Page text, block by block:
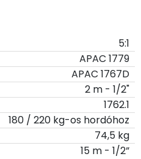
5:1
APAC 1779
APAC 1767D
2 m - 1/2"
1762.1
180 / 220 kg-os hordóhoz
74,5 kg
15 m - 1/2”